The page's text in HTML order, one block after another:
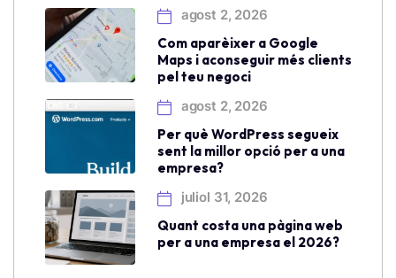
agost 2, 2026
Com aparèixer a Google
Maps i aconseguir més clients
pel teu negoci
agost 2, 2026
Per què WordPress segueix
sent la millor opció per a una
empresa?
juliol 31, 2026
Quant costa una pàgina web
per a una empresa el 2026?